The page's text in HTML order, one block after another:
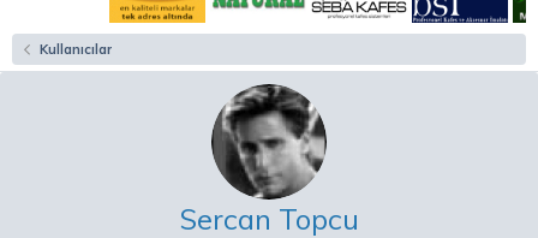
Kullanıcılar
Sercan Topcu